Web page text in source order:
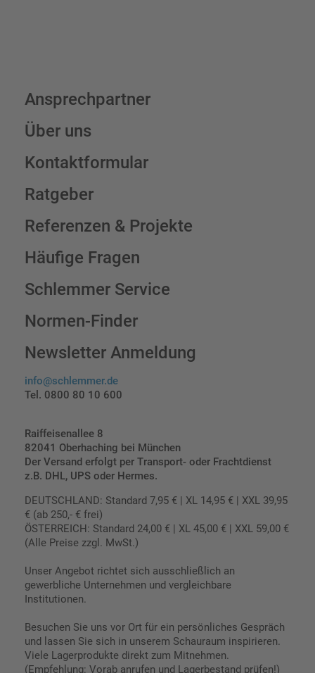
Ansprechpartner
Über uns
Kontaktformular
Ratgeber
Referenzen & Projekte
Häufige Fragen
Schlemmer Service
Normen-Finder
Newsletter Anmeldung
info@schlemmer.de
Tel. 0800 80 10 600
Raiffeisenallee 8
82041 Oberhaching bei München
Der Versand erfolgt per Transport- oder Frachtdienst
z.B. DHL, UPS oder Hermes.
DEUTSCHLAND: Standard 7,95 € | XL 14,95 € | XXL 39,95
€ (ab 250,- € frei)
ÖSTERREICH: Standard 24,00 € | XL 45,00 € | XXL 59,00 €
(Alle Preise zzgl. MwSt.)
Unser Angebot richtet sich ausschließlich an
gewerbliche Unternehmen und vergleichbare
Institutionen.
Besuchen Sie uns vor Ort für ein persönliches Gespräch
und lassen Sie sich in unserem Schauraum inspirieren.
Viele Lagerprodukte direkt zum Mitnehmen.
(Empfehlung: Vorab anrufen und Lagerbestand prüfen!)